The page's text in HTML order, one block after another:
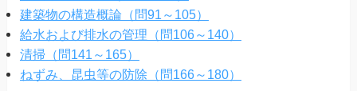
建築物の構造概論（問91～105）
給水および排水の管理（問106～140）
清掃（問141～165）
ねずみ、昆虫等の防除（問166～180）